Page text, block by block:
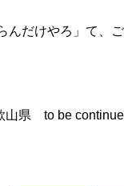
んだけやろ」て、
県 to be